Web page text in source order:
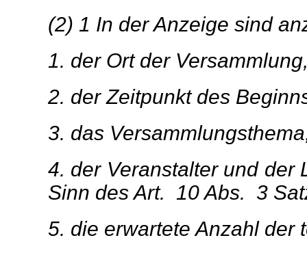
(2) 1 In der Anzeige sind
1. der Ort der
2. der Zeitpunkt des
3. das
4. der Veranstalter und der
Sinn des Art. 10 Abs. 3
5. die erwartete Anzahl der